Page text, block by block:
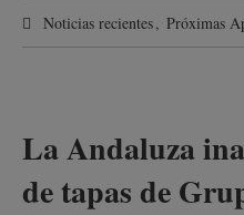
Noticias recientes, Próximas
La Andaluza
de tapas de